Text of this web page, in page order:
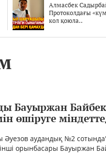
Алмасбек
Протоколдағы
кол қоюла..
Бауыржан Байбек
өшіруге
Әуезов аудандық №2
орынбасары Бауыржан